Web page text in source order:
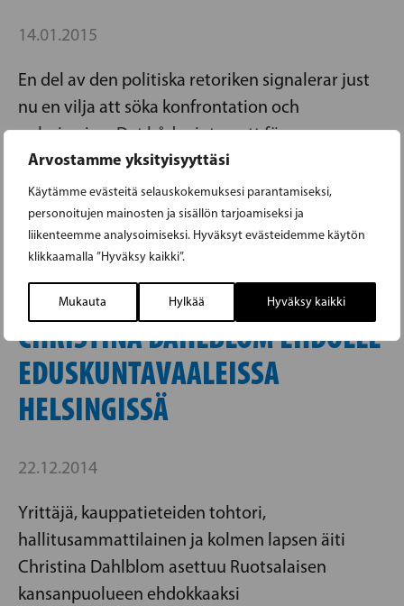
Arvostamme yksityisyyttäsi
Käytämme evästeitä selauskokemuksesi parantamiseksi,
personoitujen mainosten ja sisällön tarjoamiseksi ja
liikenteemme analysoimiseksi. Hyväksyt evästeidemme käytön
klikkaamalla ”Hyväksy kaikki”.
Mukauta Hylkää Hyväksy kaikki
14.01.2015
En del av den politiska retoriken signalerar just
nu en vilja att söka konfrontation och
polarisering. Det bådar inte gott för
valkampanjen eller för de kommande
regeringsförhandlingarna. Det framhöll Stig
Read more »
CHRISTINA DAHLBLOM EHDOLLE
EDUSKUNTAVAALEISSA
HELSINGISSÄ
22.12.2014
Yrittäjä, kauppatieteiden tohtori,
hallitusammattilainen ja kolmen lapsen äiti
Christina Dahlblom asettuu Ruotsalaisen
kansanpuolueen ehdokkaaksi